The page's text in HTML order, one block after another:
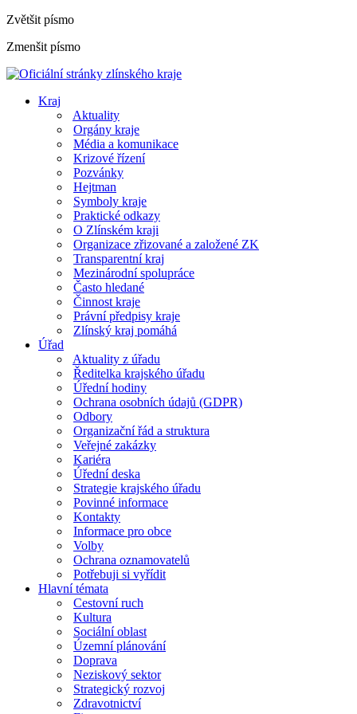
Zvětšit písmo
Zmenšit písmo
Kraj
Aktuality
Orgány kraje
Média a komunikace
Krizové řízení
Pozvánky
Hejtman
Symboly kraje
Praktické odkazy
O Zlínském kraji
Organizace zřizované a založené ZK
Transparentní kraj
Mezinárodní spolupráce
Často hledané
Činnost kraje
Právní předpisy kraje
Zlínský kraj pomáhá
Úřad
Aktuality z úřadu
Ředitelka krajského úřadu
Úřední hodiny
Ochrana osobních údajů (GDPR)
Odbory
Organizační řád a struktura
Veřejné zakázky
Kariéra
Úřední deska
Strategie krajského úřadu
Povinné informace
Kontakty
Informace pro obce
Volby
Ochrana oznamovatelů
Potřebuji si vyřídit
Hlavní témata
Cestovní ruch
Kultura
Sociální oblast
Územní plánování
Doprava
Neziskový sektor
Strategický rozvoj
Zdravotnictví